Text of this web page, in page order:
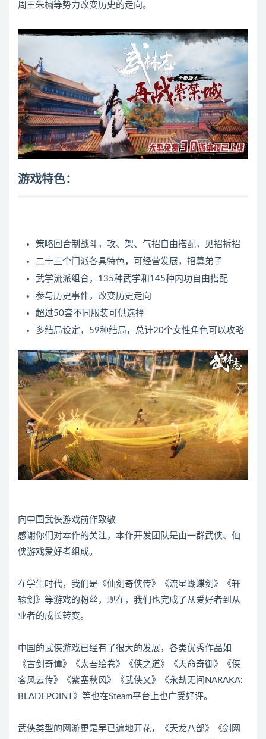
周王朱橚等势力改变历史的走向。
游戏特色：
策略回合制战斗，攻、架、气招自由搭配，见招拆招
二十三个门派各具特色，可经营发展，招募弟子
武学流派组合，135种武学和145种内功自由搭配
参与历史事件，改变历史走向
超过50套不同服装可供选择
多结局设定，59种结局，总计20个女性角色可以攻略
向中国武侠游戏前作致敬
感谢你们对本作的关注，本作开发团队是由一群武侠、仙
侠游戏爱好者组成。
在学生时代，我们是《仙剑奇侠传》《流星蝴蝶剑》《轩
辕剑》等游戏的粉丝，现在，我们也完成了从爱好者到从
业者的成长转变。
中国的武侠游戏已经有了很大的发展，各类优秀作品如
《古剑奇谭》《太吾绘卷》《侠之道》《天命奇御》《侠
客风云传》《紫塞秋风》《武侠乂》《永劫无间NARAKA:
BLADEPOINT》等也在Steam平台上也广受好评。
武侠类型的网游更是早已遍地开花，《天龙八部》《剑网